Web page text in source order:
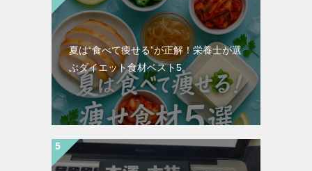
夏は“食べて痩せる”が正解！栄養士が選
ぶダイエット食材ベスト5